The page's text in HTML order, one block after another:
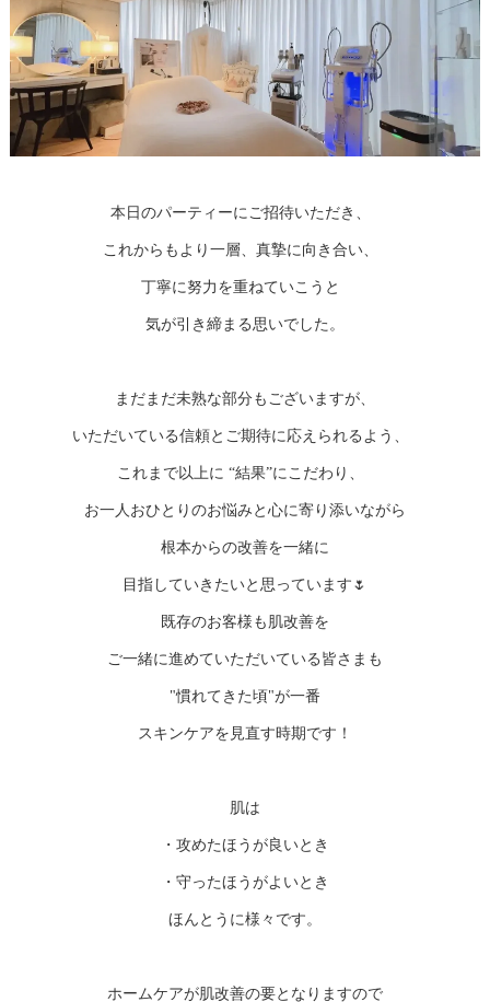
本日のパーティーにご招待いただき、
これからもより一層、真摯に向き合い、
丁寧に努力を重ねていこうと
気が引き締まる思いでした。
まだまだ未熟な部分もございますが、
いただいている信頼とご期待に応えられるよう、
これまで以上に “結果”にこだわり、
お一人おひとりのお悩みと心に寄り添いながら
根本からの改善を一緒に
目指していきたいと思っています🌷
既存のお客様も肌改善を
ご一緒に進めていただいている皆さまも
"慣れてきた頃"が一番
スキンケアを見直す時期です！
肌は
・攻めたほうが良いとき
・守ったほうがよいとき
ほんとうに様々です。
ホームケアが肌改善の要となりますので